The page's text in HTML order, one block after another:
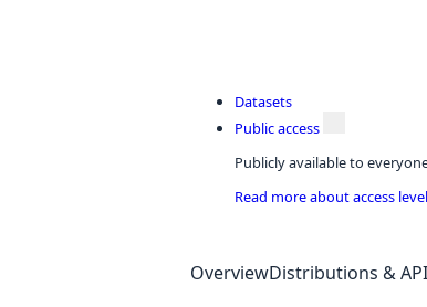
Datasets
Public access
Publicly available to
Read more about access
OverviewDistributions &